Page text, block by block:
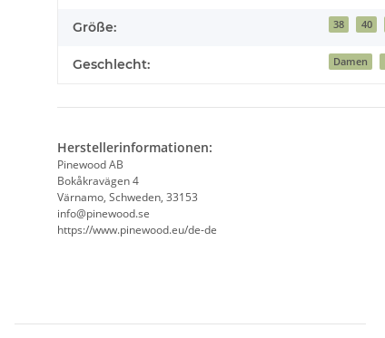
Größe: 38 40
Geschlecht: Damen
Herstellerinformationen:
Pinewood AB
Bokåkravägen 4
Värnamo, Schweden, 33153
info@pinewood.se
https://www.pinewood.eu/de-de